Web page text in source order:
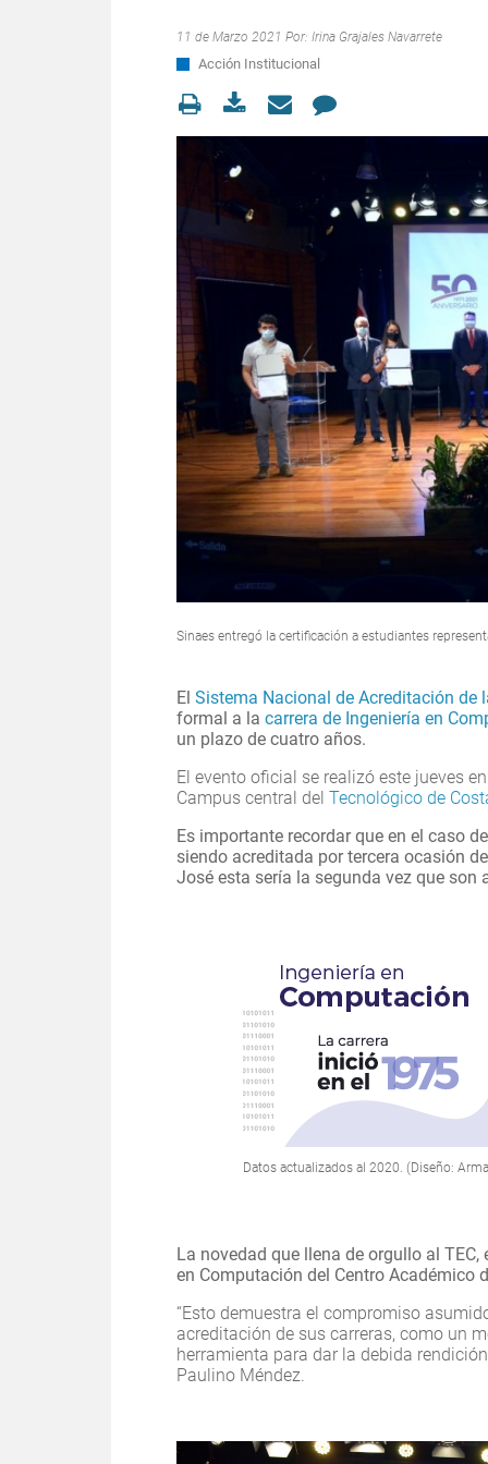
11 de Marzo 2021 Por: Irina Grajales Navarrete
Acción Institucional
Sinaes entregó la certificación a estudiantes
El Sistema Nacional de Acreditación de
formal a la carrera de Ingeniería en
un plazo de cuatro años.
El evento oficial se realizó este jueves
Campus central del Tecnológico de
Es importante recordar que en el caso
siendo acreditada por tercera ocasión
José esta sería la segunda vez que
Datos actualizados al 2020. (Diseño:
La novedad que llena de orgullo al
en Computación del Centro Académico
“Esto demuestra el compromiso
acreditación de sus carreras, como un
herramienta para dar la debida
Paulino Méndez.